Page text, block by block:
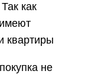
как
квартиры
не